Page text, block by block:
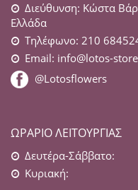
Διεύθυνση: Κώστα
Ελλάδα
Τηλέφωνο: 210
Email: info@lotos-
@Lotosflowers
ΩΡΆΡΙΟ ΛΕΙΤΟΥΡΓΊΑΣ
Δευτέρα-Σάββατο:
Κυριακή: